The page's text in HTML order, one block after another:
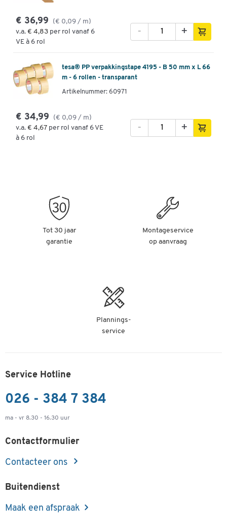
€ 36,99
(€ 0,09 / m)
v.a. € 4,83 per rol vanaf 6
VE à 6 rol
+
-
tesa® PP verpakkingstape 4195 - B 50 mm x L 66
m - 6 rollen - transparant
Artikelnummer: 60971
€ 34,99
(€ 0,09 / m)
v.a. € 4,67 per rol vanaf 6 VE
à 6 rol
+
-
Tot 30 jaar
garantie
Montageservice
op aanvraag
Plannings-
service
Service Hotline
026 - 384 7 384
ma - vr 8.30 - 16.30 uur
Contactformulier
Contacteer ons
Buitendienst
Maak een afspraak